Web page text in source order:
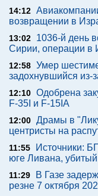
14:12
возвращении в
13:02
1036-й день
Сирии, операции в
12:58 Умер
задохнувшийся из-
12:10 Одобрена
F-35I и F-15IA
12:00 Драмы в
центристы на
11:55
Источники:
юге Ливана,
11:29
В Газе
резне 7 октября